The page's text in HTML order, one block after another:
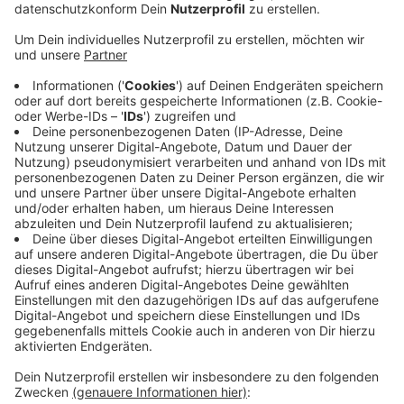
Veröffentlicht:Dienstag, 13.04.2021 14:24
Er erhält für dieses Projekt rund 750.000 Euro, die das
Land NRW im Rahmen des Förderprorgramms "Heimat-
Zeugnis" zur Verfügung stellt. Damit ist der Weg frei
für die umfassende Neugestaltung des Brunnenhofes,
die insgesamt rund 900 Tausend Euro kostet. Um die
Fördermittel in Anspruch nehmen zu können, muss die
Neugestaltung bis Ende 2022 fertig sein. Der
Brunnenhof ist Mönchengladbachs Wiege. Hier wurde
die Vitusstadt gegründet und mit der Neugestaltung
soll die Stadtgeschichte wieder lebendig werden, so
die Stadt.
Anzeige